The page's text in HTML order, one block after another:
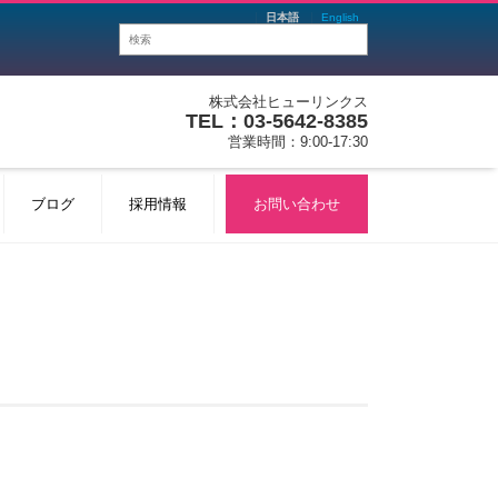
日本語 English
株式会社ヒューリンクス
TEL：03-5642-8385
営業時間：9:00-17:30
ブログ 採用情報 お問い合わせ